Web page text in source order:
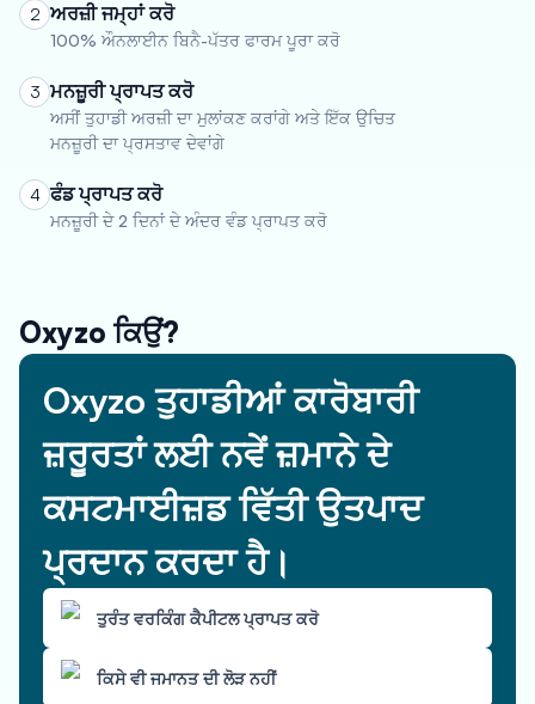
2 ਅਰਜ਼ੀ ਜਮ੍ਹਾਂ ਕਰੋ
100% ਔਨਲਾਈਨ ਬਿਨੈ-ਪੱਤਰ ਫਾਰਮ ਪੂਰਾ ਕਰੋ
3 ਮਨਜ਼ੂਰੀ ਪ੍ਰਾਪਤ ਕਰੋ
ਅਸੀਂ ਤੁਹਾਡੀ ਅਰਜ਼ੀ ਦਾ ਮੁਲਾਂਕਣ ਕਰਾਂਗੇ ਅਤੇ ਇੱਕ ਉਚਿਤ
ਮਨਜ਼ੂਰੀ ਦਾ ਪ੍ਰਸਤਾਵ ਦੇਵਾਂਗੇ
4 ਫੰਡ ਪ੍ਰਾਪਤ ਕਰੋ
ਮਨਜ਼ੂਰੀ ਦੇ 2 ਦਿਨਾਂ ਦੇ ਅੰਦਰ ਵੰਡ ਪ੍ਰਾਪਤ ਕਰੋ
Oxyzo ਕਿਉਂ?
Oxyzo ਤੁਹਾਡੀਆਂ ਕਾਰੋਬਾਰੀ
ਜ਼ਰੂਰਤਾਂ ਲਈ ਨਵੇਂ ਜ਼ਮਾਨੇ ਦੇ
ਕਸਟਮਾਈਜ਼ਡ ਵਿੱਤੀ ਉਤਪਾਦ
ਪ੍ਰਦਾਨ ਕਰਦਾ ਹੈ।
ਤੁਰੰਤ ਵਰਕਿੰਗ ਕੈਪੀਟਲ ਪ੍ਰਾਪਤ ਕਰੋ
ਕਿਸੇ ਵੀ ਜਮਾਨਤ ਦੀ ਲੋੜ ਨਹੀਂ